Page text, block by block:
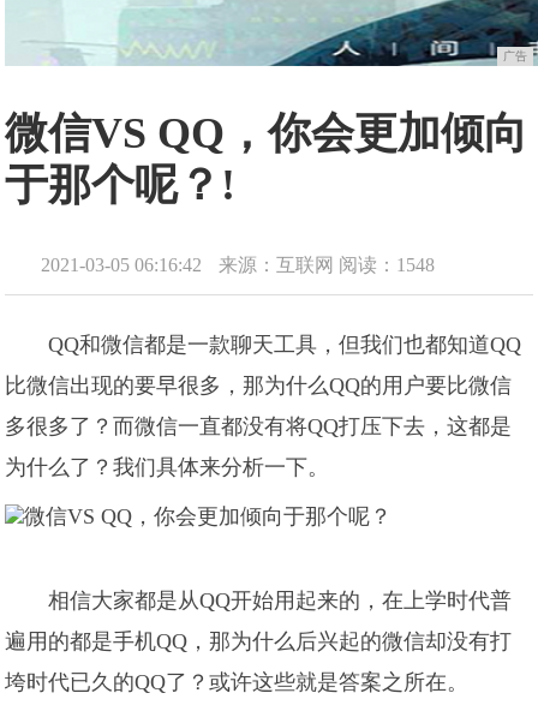
广告
微信VS QQ，你会更加倾向
于那个呢？!
2021-03-05 06:16:42 来源：互联网 阅读：1548
QQ和微信都是一款聊天工具，但我们也都知道QQ
比微信出现的要早很多，那为什么QQ的用户要比微信
多很多了？而微信一直都没有将QQ打压下去，这都是
为什么了？我们具体来分析一下。
相信大家都是从QQ开始用起来的，在上学时代普
遍用的都是手机QQ，那为什么后兴起的微信却没有打
垮时代已久的QQ了？或许这些就是答案之所在。